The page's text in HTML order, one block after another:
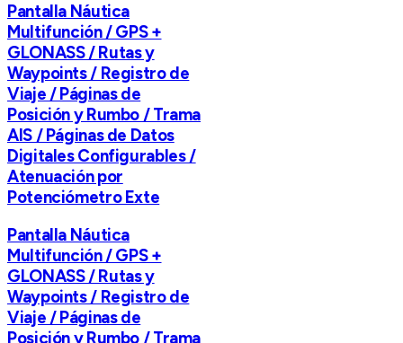
Pantalla Náutica
Multifunción / GPS +
GLONASS / Rutas y
Waypoints / Registro de
Viaje / Páginas de
Posición y Rumbo / Trama
AIS / Páginas de Datos
Digitales Configurables /
Atenuación por
Potenciómetro Exte
Pantalla Náutica
Multifunción / GPS +
GLONASS / Rutas y
Waypoints / Registro de
Viaje / Páginas de
Posición y Rumbo / Trama